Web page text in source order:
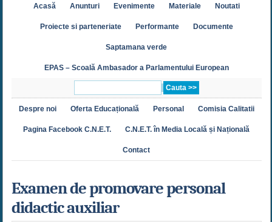
Acasă Anunturi Evenimente Materiale Noutati
Proiecte si parteneriate Performante Documente
Saptamana verde
EPAS – Scoală Ambasador a Parlamentului European
Despre noi Oferta Educațională Personal Comisia Calitatii
Pagina Facebook C.N.E.T. C.N.E.T. în Media Locală și Națională
Contact
Examen de promovare personal
didactic auxiliar